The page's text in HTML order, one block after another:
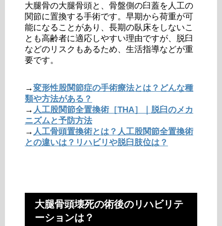
大腿骨の大腿骨頭と、骨盤側の臼蓋を人工の
関節に置換する手術です。早期から荷重が可
能になることがあり、長期の臥床をしないこ
とも高齢者に適応しやすい理由ですが、脱臼
などのリスクもあるため、生活指導などが重
要です。
→変形性股関節症の手術療法とは？どんな種
類や方法がある？
→ 人工股関節全置換術［THA］｜脱臼のメカ
ニズムと予防方法
→ 人工骨頭置換術とは？人工股関節全置換術
との違いは？リハビリや脱臼肢位は？
大腿骨頭壊死の術後のリハビリテ
ーションは？